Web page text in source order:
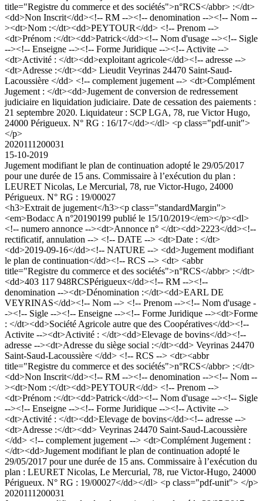
title="Registre du commerce et des sociétés">n°RCS</abbr> :</dt>
<dd>Non Inscrit</dd><!-- RM --><!-- denomination --><!-- Nom --
><dt>Nom :</dt><dd>PEYTOUR</dd> <!-- Prenom -->
<dt>Prénom :</dt><dd>Patrick</dd><!-- Nom d'usage --><!-- Sigle
--><!-- Enseigne --><!-- Forme Juridique --><!-- Activite -->
<dt>Activité : </dt><dd>exploitant agricole</dd><!-- adresse -->
<dt>Adresse :</dt><dd> Lieudit Veyrinas 24470 Saint-Saud-
Lacoussière </dd> <!-- complement jugement --> <dt>Complément
Jugement : </dt><dd>Jugement de conversion de redressement
judiciaire en liquidation judiciaire. Date de cessation des paiements :
21 septembre 2020. Liquidateur : SCP LGA, 78, rue Victor Hugo,
24000 Périgueux. N° RG : 16/17</dd></dl> <p class="pdf-unit">
</p>
2020111200031
15-10-2019
Jugement modifiant le plan de continuation adopté le 29/05/2017
pour une durée de 15 ans. Commissaire à l’exécution du plan :
LEURET Nicolas, Le Mercurial, 78, rue Victor-Hugo, 24000
Périgueux. N° RG : 19/00027
<h3>Extrait de jugement</h3><p class="standardMargin">
<em>Bodacc A n°20190199 publié le 15/10/2019</em></p><dl>
<!-- numero annonce --><dt>Annonce n° </dt><dd>2223</dd><!--
rectificatif, annulation --> <!-- DATE --> <dt>Date : </dt>
<dd>2019-09-16</dd><!-- NATURE --> <dd>Jugement modifiant
le plan de continuation</dd><!-- RCS --> <dt> <abbr
title="Registre du commerce et des sociétés">n°RCS</abbr> :</dt>
<dd>403 117 948RCSPérigueux</dd><!-- RM --><!--
denomination --><dt>Dénomination :</dt><dd>EARL DE
VEYRINAS</dd><!-- Nom --> <!-- Prenom --><!-- Nom d'usage -
-><!-- Sigle --><!-- Enseigne --><!-- Forme Juridique --><dt>Forme
: </dt><dd>Société Agricole autre que des Coopératives</dd><!--
Activite --><dt>Activité : </dt><dd>Elevage de bovins</dd><!--
adresse --><dt>Adresse du siège social :</dt><dd> Veyrinas 24470
Saint-Saud-Lacoussière </dd> <!-- RCS --> <dt><abbr
title="Registre du commerce et des sociétés">n°RCS</abbr> :</dt>
<dd>Non Inscrit</dd><!-- RM --><!-- denomination --><!-- Nom --
><dt>Nom :</dt><dd>PEYTOUR</dd> <!-- Prenom -->
<dt>Prénom :</dt><dd>Patrick</dd><!-- Nom d'usage --><!-- Sigle
--><!-- Enseigne --><!-- Forme Juridique --><!-- Activite -->
<dt>Activité : </dt><dd>Elevage de bovins</dd><!-- adresse -->
<dt>Adresse :</dt><dd> Veyrinas 24470 Saint-Saud-Lacoussière
</dd> <!-- complement jugement --> <dt>Complément Jugement :
</dt><dd>Jugement modifiant le plan de continuation adopté le
29/05/2017 pour une durée de 15 ans. Commissaire à l’exécution du
plan : LEURET Nicolas, Le Mercurial, 78, rue Victor-Hugo, 24000
Périgueux. N° RG : 19/00027</dd></dl> <p class="pdf-unit"> </p>
2020111200031